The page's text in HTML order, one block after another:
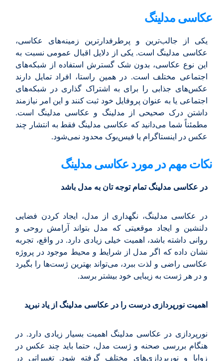
عکاسی مدلینگ
یکی از جالب‌ترین و پرطرفدارترین زمینه‌های عکاسی،
عکاسی مدلینگ است. یکی از دلایل اقبال عمومی نسبت به
این نوع عکاسی، بدون شک گسترش استفاده از شبکه‌های
اجتماعی مختلف است. در همین راستا، افراد تمایل دارند
عکس‌های جذابی را برای به اشتراک گذاری در شبکه‌های
اجتماعی یا به عنوان پروفایل خود ثبت کنند و این امر نیازمند
داشتن درک صحیحی از مدلینگ و عکاسی مدلینگ است.
مطمئناً شما می‌دانید که عکاسی مدلینگ فقط به انتشار چند
عکس در اینستاگرام یا فیس‌بوک محدود نمی‌شود.
نکات مهم در مورد عکاسی مدلینگ
در عکاسی مدلینگ تمام توجه تان به مدل باشد
در عکاسی مدلینگ، نگهداری از مدل، ایجاد کردن فضایی
دلنشین و ایجاد موقعیتی که مدل بتواند آرامش روحی و
روانی داشته باشد، اهمیت خیلی زیادی دارد. در واقع، تجربه
نشان داده که اگر مدل از شرایط و محیط موجود در پروژه
عکاسی راضی و لذت ببرد، می‌تواند بهترین ژست‌ها را بگیرد
و در هر ژست به زیبایی خود بیشتر برسد.
اهمیت نورپردازی درست را در عکاسی مدلینگ از یاد نبرید
نورپردازی در عکاسی مدلینگ اهمیت بسیار زیادی دارد. در
هنگام بررسی صحنه و ژست مدل، حتما باید چند عکس در
زوایا و نورپردازی‌های مختلف گرفته شود. تغییراتی در